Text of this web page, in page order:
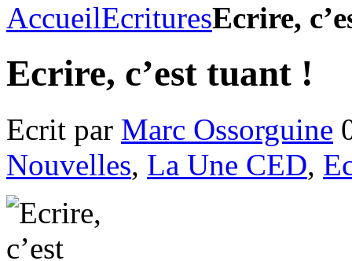
AccueilEcrituresEcrire,
Ecrire, c’est tuant !
Ecrit par Marc Ossorguine
Nouvelles, La Une CED,